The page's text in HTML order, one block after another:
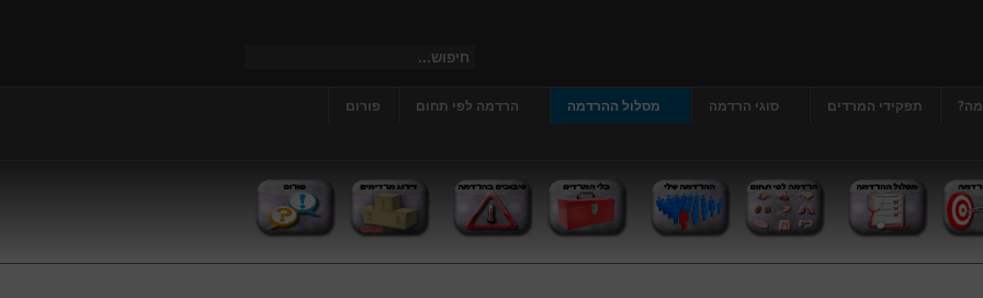
תפקידי המרדים סוגי הרדמה מסלול ההרדמה הרדמה לפי תחום
פורום